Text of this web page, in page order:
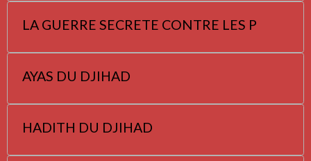
LA GUERRE SECRETE CONTRE LES P
AYAS DU DJIHAD
HADITH DU DJIHAD